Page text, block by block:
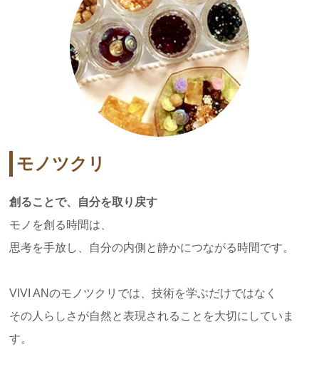
モノツクリ
創ることで、自分を取り戻す
モノを創る時間は、
思考を手放し、自分の内側と静かにつながる時間です。
VIVI ANのモノツクリでは、技術を学ぶだけではなく
その人らしさが自然と表現されることを大切にしていま
す。